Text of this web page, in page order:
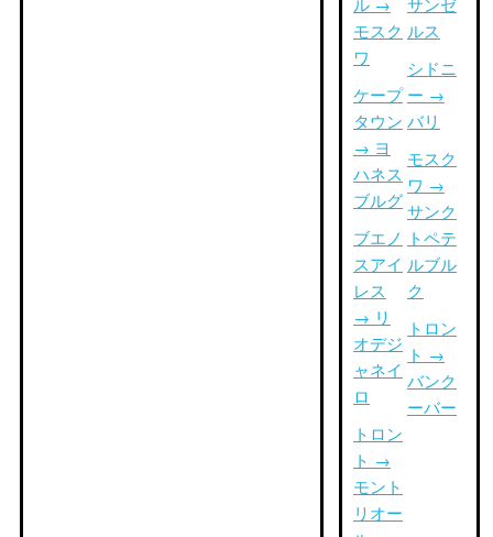
モスク
ワ
ケープ
タウン
→ ヨ
ハネス
ブルグ
ブエノ
スアイ
レス
→ リ
オデジ
ャネイ
ロ
トロン
ト →
モント
リオー
ルス
シドニ
ー →
バリ
モスク
ワ →
サンク
トペテ
ルブル
ク
トロン
ト →
バンク
ーバー